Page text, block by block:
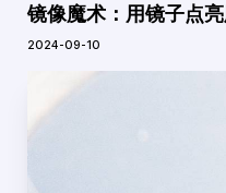
镜像魔术：用镜子点
2024-09-10